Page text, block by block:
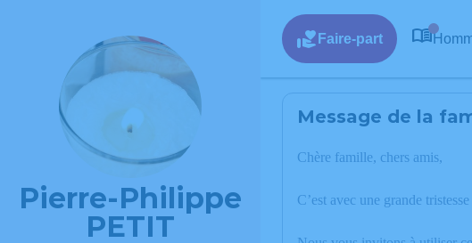
Pierre-Philippe
PETIT
Faire-part
Message de la
Chère famille, chers amis,
C’est avec une grande